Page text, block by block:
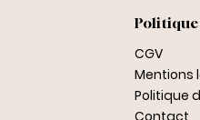
CGV
Mentions
Politique
Contact